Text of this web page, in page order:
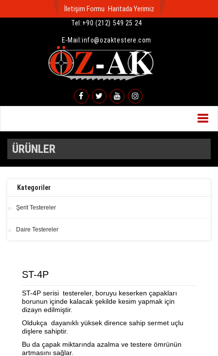
Tel:+90 (212) 549 25 24
İletişim Formu Haritada Yerimiz
E-Mail:info@ozaktestere.com
ÜRÜNLER
Kategoriler
Şerit Testereler
Daire Testereler
ST-4P
ST-4P serisi testereler, boruyu keserken çapakları
borunun içinde kalacak şekilde kesim yapmak için
dizayn edilmiştir.
Oldukça dayanıklı yüksek dirence sahip sermet uçlu
dişlere sahiptir.
Bu da çapak miktarında azalma ve testere ömrünün
artmasını sağlar.